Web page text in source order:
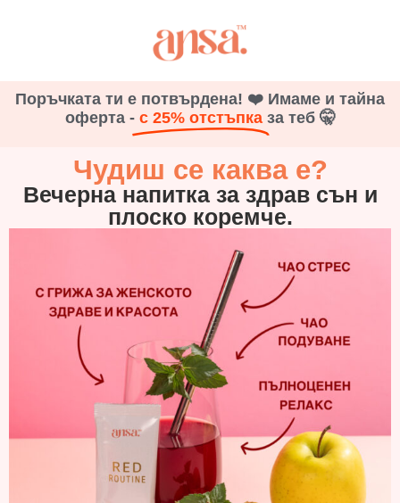
Поръчката ти е потвърдена! ❤️ Имаме и тайна
оферта - с 25% отстъпка за теб 🤫
Чудиш се каква е?
Вечерна напитка за здрав сън и
плоско коремче.